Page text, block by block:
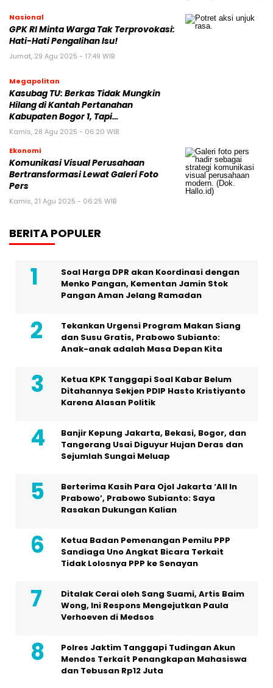
Nasional
GPK RI Minta Warga Tak Terprovokasi:
Hati-Hati Pengalihan Isu!
Jumat, 29 Agu 2025 - 17:49 WIB
Megapolitan
Kasubag TU: Berkas Tidak Mungkin
Hilang di Kantah Pertanahan
Kabupaten Bogor 1, Tapi…
Kamis, 28 Agu 2025 - 06:20 WIB
Ekonomi
Komunikasi Visual Perusahaan
Bertransformasi Lewat Galeri Foto
Pers
Kamis, 21 Agu 2025 - 06:25 WIB
BERITA POPULER
Soal Harga DPR akan Koordinasi dengan
Menko Pangan, Kementan Jamin Stok
Pangan Aman Jelang Ramadan
Tekankan Urgensi Program Makan Siang
dan Susu Gratis, Prabowo Subianto:
Anak-anak adalah Masa Depan Kita
Ketua KPK Tanggapi Soal Kabar Belum
Ditahannya Sekjen PDIP Hasto Kristiyanto
Karena Alasan Politik
Banjir Kepung Jakarta, Bekasi, Bogor, dan
Tangerang Usai Diguyur Hujan Deras dan
Sejumlah Sungai Meluap
Berterima Kasih Para Ojol Jakarta ‘All In
Prabowo’, Prabowo Subianto: Saya
Rasakan Dukungan Kalian
Ketua Badan Pemenangan Pemilu PPP
Sandiaga Uno Angkat Bicara Terkait
Tidak Lolosnya PPP ke Senayan
Ditalak Cerai oleh Sang Suami, Artis Baim
Wong, Ini Respons Mengejutkan Paula
Verhoeven di Medsos
Polres Jaktim Tanggapi Tudingan Akun
Mendos Terkaít Penangkapan Mahasiswa
dan Tebusan Rp12 Juta